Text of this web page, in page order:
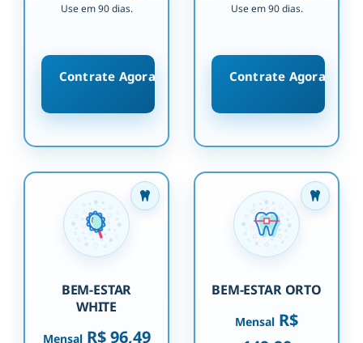
Use em 90 dias.
Contrate Agora
Use em 90 dias.
Contrate Agora
BEM-ESTAR
WHITE
MensalR$ 96,49
BEM-ESTAR ORTO
Mensal R$